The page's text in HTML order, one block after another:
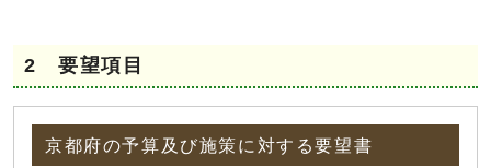
2 要望項目
京都府の予算及び施策に対する要望書